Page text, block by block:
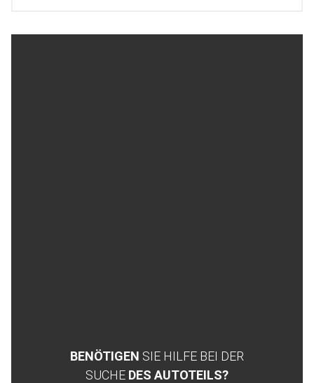
BENÖTIGEN SIE HILFE BEI DER
SUCHE DES AUTOTEILS?